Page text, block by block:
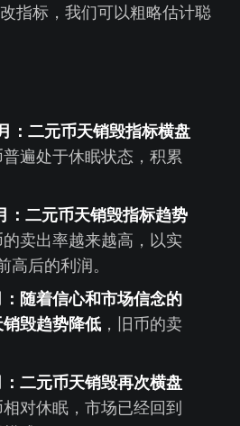
指标，我们可以粗略估计聪
：二元币天销毁指标横盘
遍处于休眠状态，积累
：二元币天销毁指标趋势
卖出率越来越高，以实
高后的利润。
：随着信心和市场信念的
毁趋势降低，旧币的卖
：二元币天销毁再次横盘
对休眠，市场已经回到